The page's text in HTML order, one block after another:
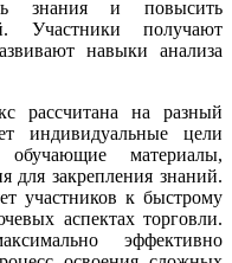
знания и повысить
Участники получают
навыки анализа
рассчитана на разный
индивидуальные цели
материалы,
для закрепления знаний.
участников к быстрому
аспектах торговли.
эффективно